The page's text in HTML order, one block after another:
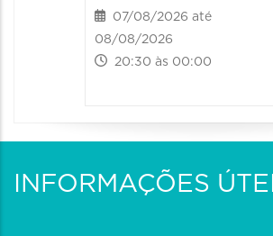
07/08/2026 até
08/08/2026
20:30 às 00:00
INFORMAÇÕES